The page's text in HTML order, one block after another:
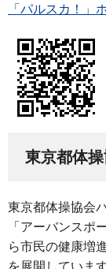
「パルスカ！」
東京都体
東京都体操協会
「アーバンスポ
ら市民の健康増
を展開しています